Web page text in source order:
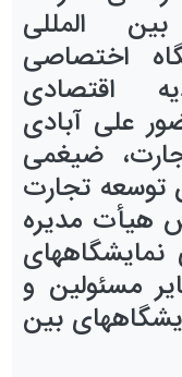
المللی
اختصاصی
اقتصادی
علی آبادی
، ضیغمی
توسعه تجارت
هیأت مدیره
مسئولین و
بین